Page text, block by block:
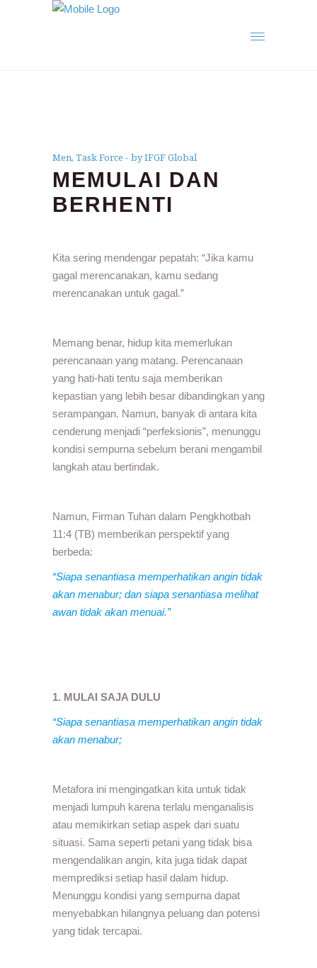
Men, Task Force by IFGF Global
MEMULAI DAN
BERHENTI
Kita sering mendengar pepatah: “Jika kamu
gagal merencanakan, kamu sedang
merencanakan untuk gagal.”
Memang benar, hidup kita memerlukan
perencanaan yang matang. Perencanaan
yang hati-hati tentu saja memberikan
kepastian yang lebih besar dibandingkan yang
serampangan. Namun, banyak di antara kita
cenderung menjadi “perfeksionis”, menunggu
kondisi sempurna sebelum berani mengambil
langkah atau bertindak.
Namun, Firman Tuhan dalam Pengkhotbah
11:4 (TB) memberikan perspektif yang
berbeda:
“Siapa senantiasa memperhatikan angin tidak
akan menabur; dan siapa senantiasa melihat
awan tidak akan menuai.”
1. MULAI SAJA DULU
“Siapa senantiasa memperhatikan angin tidak
akan menabur;
Metafora ini mengingatkan kita untuk tidak
menjadi lumpuh karena terlalu menganalisis
atau memikirkan setiap aspek dari suatu
situasi. Sama seperti petani yang tidak bisa
mengendalikan angin, kita juga tidak dapat
memprediksi setiap hasil dalam hidup.
Menunggu kondisi yang sempurna dapat
menyebabkan hilangnya peluang dan potensi
yang tidak tercapai.